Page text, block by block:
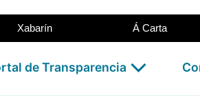
Xabarín Á Carta
de Transparencia